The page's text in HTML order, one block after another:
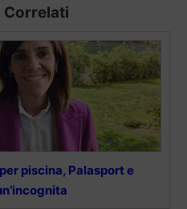
piscina, Palasport e